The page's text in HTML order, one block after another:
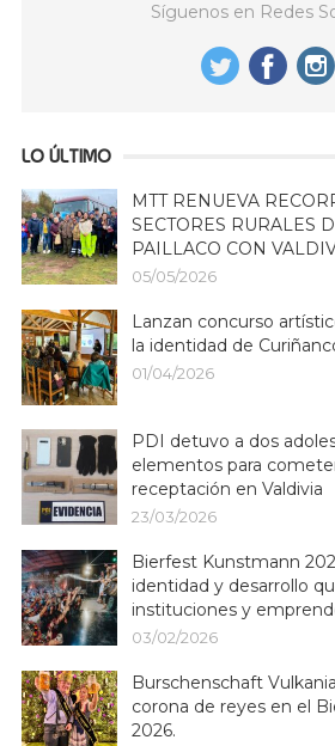
Síguenos en Redes
LO ÚLTIMO
MTT RENUEVA
SECTORES RURALES
PAILLACO CON
05/05/2026
Lanzan concurso
la identidad de
01/04/2026
PDI detuvo a dos
elementos para
receptación en Valdivia
23/03/2026
Bierfest Kunstmann
identidad y desarrollo
instituciones y
03/02/2026
Burschenschaft
corona de reyes en el
2026.